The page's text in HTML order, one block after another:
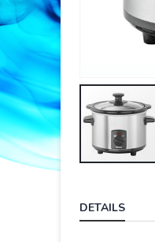
Anfang
DETAILS